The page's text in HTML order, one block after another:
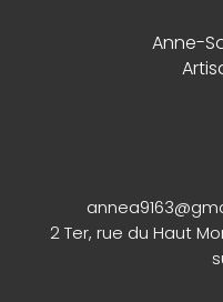
Anne-
2 Ter, rue du Haut